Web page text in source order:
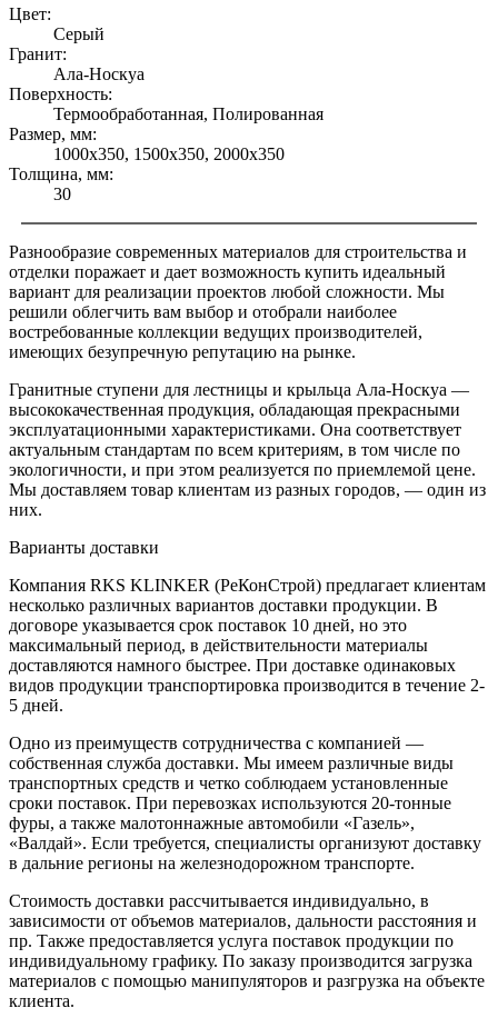
Цвет:
Серый
Гранит:
Ала-Носкуа
Поверхность:
Термообработанная, Полированная
Размер, мм:
1000х350, 1500х350, 2000х350
Толщина, мм:
30
Разнообразие современных материалов для строительства и
отделки поражает и дает возможность купить идеальный
вариант для реализации проектов любой сложности. Мы
решили облегчить вам выбор и отобрали наиболее
востребованные коллекции ведущих производителей,
имеющих безупречную репутацию на рынке.
Гранитные ступени для лестницы и крыльца Ала-Носкуа —
высококачественная продукция, обладающая прекрасными
эксплуатационными характеристиками. Она соответствует
актуальным стандартам по всем критериям, в том числе по
экологичности, и при этом реализуется по приемлемой цене.
Мы доставляем товар клиентам из разных городов, — один из
них.
Варианты доставки
Компания RKS KLINKER (РеКонСтрой) предлагает клиентам
несколько различных вариантов доставки продукции. В
договоре указывается срок поставок 10 дней, но это
максимальный период, в действительности материалы
доставляются намного быстрее. При доставке одинаковых
видов продукции транспортировка производится в течение 2-
5 дней.
Одно из преимуществ сотрудничества с компанией —
собственная служба доставки. Мы имеем различные виды
транспортных средств и четко соблюдаем установленные
сроки поставок. При перевозках используются 20-тонные
фуры, а также малотоннажные автомобили «Газель»,
«Валдай». Если требуется, специалисты организуют доставку
в дальние регионы на железнодорожном транспорте.
Стоимость доставки рассчитывается индивидуально, в
зависимости от объемов материалов, дальности расстояния и
пр. Также предоставляется услуга поставок продукции по
индивидуальному графику. По заказу производится загрузка
материалов с помощью манипуляторов и разгрузка на объекте
клиента.